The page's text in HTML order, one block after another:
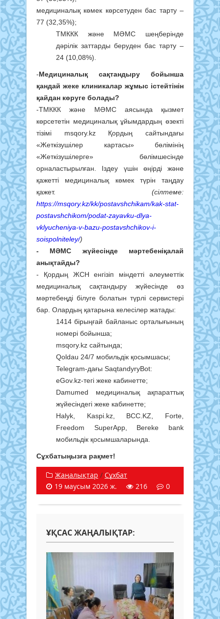
медициналық көмек көрсетуден бас тарту –
77 (32,35%);
ТМККК және МӘМС шеңберінде
дәрілік заттарды беруден бас тарту –
24 (10,08%).
-Медициналық сақтандыру бойынша
қандай жеке клиникалар жұмыс істейтінін
қайдан көруге болады?
-ТМККК және МӘМС аясында қызмет
көрсететін медициналық ұйымдардың өзекті
тізімі msqory.kz Қордың сайтындағы
«Жеткізушілер картасы» бөлімінің
«Жеткізушілерге» бөлімшесінде
орналастырылған. Іздеу үшін өңірді және
қажетті медициналық көмек түрін таңдау
қажет. (сілтеме:
https://msqory.kz/kk/postavshchikam/kak-stat-
postavshchikom/podat-zayavku-dlya-
vklyucheniya-v-bazu-postavshchikov-i-
soispolniteley/)
- МӘМС жүйесінде мәртебеніқалай
анықтайды?
- Қордың ЖСН енгізіп міндетті әлеуметтік
медициналық сақтандыру жүйесінде өз
мәртебеңді білуге болатын түрлі сервистері
бар. Олардың қатарына келесілер жатады:
1414 бірыңғай байланыс орталығының
номері бойынша;
msqory.kz сайтында;
Qoldau 24/7 мобильдік қосымшасы;
Telegram-дағы SaqtandyryBot:
eGov.kz-тегі жеке кабинетте;
Damumed медициналық ақпараттық
жүйесіндегі жеке кабинетте;
Halyk, Kaspi.kz, BCC.KZ, Forte,
Freedom SuperApp, Bereke bank
мобильдік қосымшаларында.
Сұхбатыңызға рақмет!
Жаңалықтар / Сұхбат
19 маусым 2026 ж.
216 0
ҰҚСАС ЖАҢАЛЫҚТАР: